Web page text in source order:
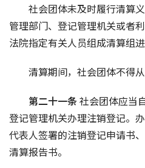
社会团体未及时履行清算
管理部门、登记管理机关或者
法院指定有关人员组成清算组进
清算期间，社会团体不得
第二十一条 社会团体应当
登记管理机关办理注销登记。
代表人签署的注销登记申请书
清算报告书。